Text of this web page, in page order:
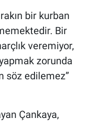
bir kurban
Bir
veremiyor,
zorunda
söz edilemez”
Çankaya,